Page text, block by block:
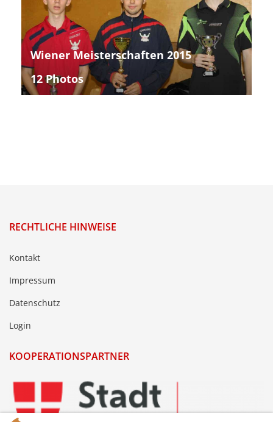
Wiener Meisterschaften 2015
12 Photos
RECHTLICHE HINWEISE
Kontakt
Impressum
Datenschutz
Login
KOOPERATIONSPARTNER